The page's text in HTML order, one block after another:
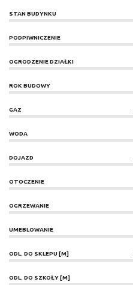
STAN BUDYNKU
PODPIWNICZENIE
OGRODZENIE DZIAŁKI
ROK BUDOWY
GAZ
WODA
DOJAZD
OTOCZENIE
OGRZEWANIE
UMEBLOWANIE
ODL. DO SKLEPU [M]
ODL. DO SZKOŁY [M]